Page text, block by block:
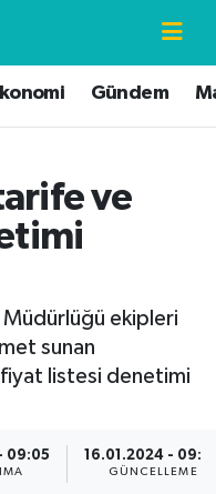
Gündem
ve
ekipleri
sunan
listesi denetimi
09:05 16.01.2024 -
GÜNCELLEME
Fikstür